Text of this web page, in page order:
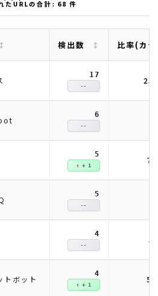
たURLの合計: 68 件
検出数 比率(カ
17
--
6
--
5
↑ + 1
5
--
4
--
トボット
4
↑ + 1